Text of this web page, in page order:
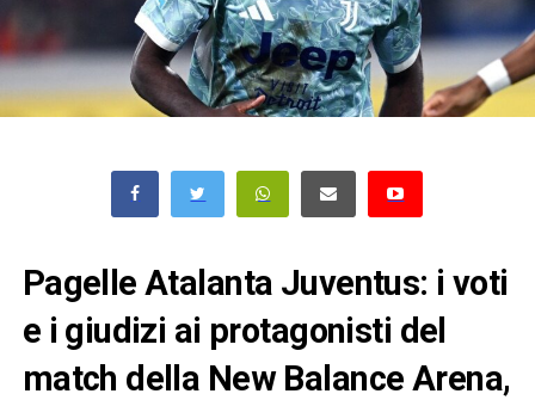
Pagelle Atalanta Juventus: i voti
e i giudizi ai protagonisti del
match della New Balance Arena,